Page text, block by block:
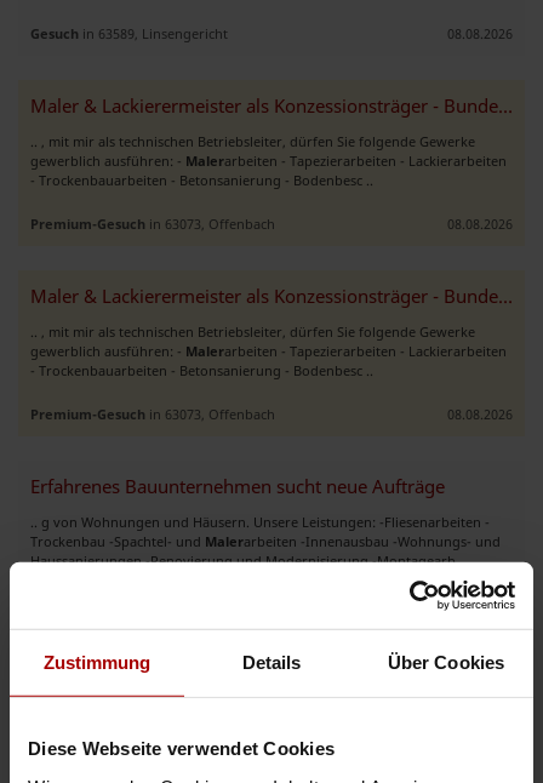
Zustimmung Details Über Cookies
Diese Webseite verwendet Cookies
Gesuch in 63589, Linsengericht 08.08.2026
Maler & Lackierermeister als Konzessionsträger - Bundesweit
.. , mit mir als technischen Betriebsleiter, dürfen Sie folgende Gewerke
gewerblich ausführen: - Malerarbeiten - Tapezierarbeiten - Lackierarbeiten
- Trockenbauarbeiten - Betonsanierung - Bodenbesc ..
Premium-Gesuch in 63073, Offenbach 08.08.2026
Maler & Lackierermeister als Konzessionsträger - Bundesweit
.. , mit mir als technischen Betriebsleiter, dürfen Sie folgende Gewerke
gewerblich ausführen: - Malerarbeiten - Tapezierarbeiten - Lackierarbeiten
- Trockenbauarbeiten - Betonsanierung - Bodenbesc ..
Premium-Gesuch in 63073, Offenbach 08.08.2026
Erfahrenes Bauunternehmen sucht neue Aufträge
.. g von Wohnungen und Häusern. Unsere Leistungen: -Fliesenarbeiten -
Trockenbau -Spachtel- und Malerarbeiten -Innenausbau -Wohnungs- und
Haussanierungen -Renovierung und Modernisierung -Montagearb ..
08.08.2026
Nicht das Passende gefunden?